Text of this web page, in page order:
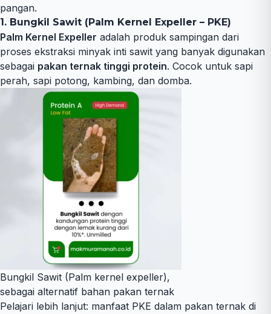
pangan.
1. Bungkil Sawit (Palm Kernel Expeller – PKE)
Palm Kernel Expeller adalah produk sampingan dari
proses ekstraksi minyak inti sawit yang banyak digunakan
sebagai pakan ternak tinggi protein. Cocok untuk sapi
perah, sapi potong, kambing, dan domba.
Bungkil Sawit (Palm kernel expeller),
sebagai alternatif bahan pakan ternak
Pelajari lebih lanjut: manfaat PKE dalam pakan ternak di